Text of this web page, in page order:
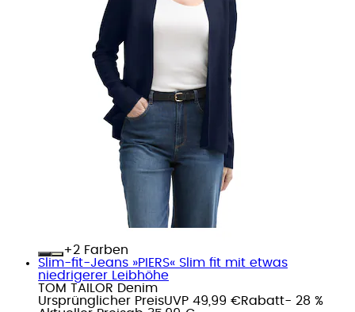
+
Farben
Slim-fit-Jeans »PIERS« Slim fit mit etwas
niedrigerer Leibhöhe
TOM TAILOR Denim
Ursprünglicher PreisUVP 49,99 €Rabatt- 28 %